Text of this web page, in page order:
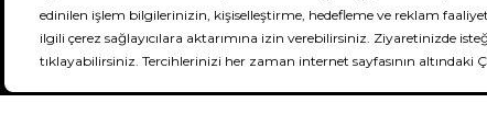
DeFactoFIT ©️ 2022-2026. Tüm hakları